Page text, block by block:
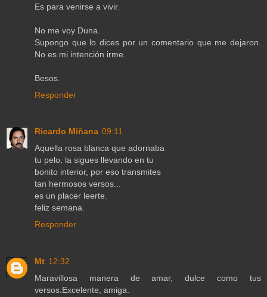
Es para venirse a vivir.
No me voy Duna.
Supongo que lo dices por un comentario que me dejaron.
No es mi intención irme.
Besos.
Responder
Ricardo Miñana 09:11
Aquella rosa blanca que adornaba
tu pelo, la sigues llevando en tu
bonito interior, por eso transmites
tan hermosos versos...
es un placer leerte.
feliz semana.
Responder
Mt 12:32
Maravillosa manera de amar, dulce como tus
versos.Excelente, amiga.